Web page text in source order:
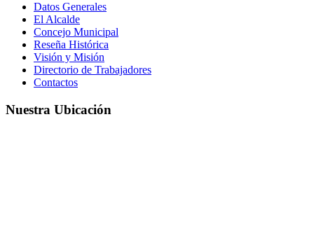
Datos Generales
El Alcalde
Concejo Municipal
Reseña Histórica
Visión y Misión
Directorio de Trabajadores
Contactos
Nuestra Ubicación